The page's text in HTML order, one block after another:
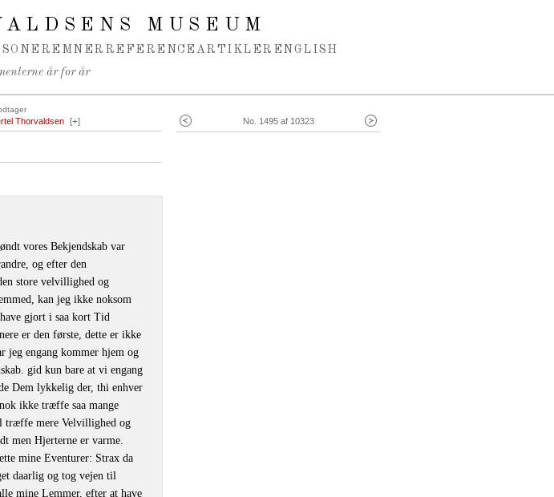
MUSEUM
EMNER REFERENCEARTIKLER ENGLISH
år for år
No. 1495 af 10323
Thorvaldsen [+]
vores Bekjendskab var
og efter den
store velvillighed og
kan jeg ikke noksom
gjort i saa kort Tid
er den første, dette er ikke
jeg engang kommer hjem og
gid kun bare at vi engang
Dem lykkelig der, thi enhver
ikke træffe saa mange
træffe mere Velvillighed og
men Hjerterne er varme.
mine Eventurer: Strax da
daarlig og tog vejen til
mine Lemmer, efter at have